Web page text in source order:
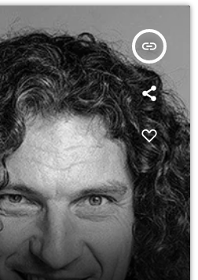
insert_link